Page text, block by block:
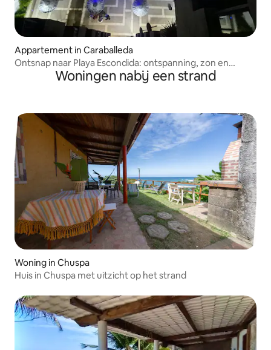
Appartement in Caraballeda
Ontsnap naar Playa Escondida: ontspanning, zon en
zwembadWoningen nabij een strand
Woning in Chuspa
Huis in Chuspa met uitzicht op het strand